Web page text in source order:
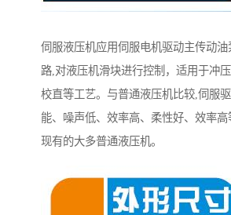
伺服液压机应用伺服电机驱动主传动油
路,对液压机滑块进行控制，适用于冲压
校直等工艺。与普通液压机比较,伺服
能、噪声低、效率高、柔性好、效率
现有的大多普通液压机。